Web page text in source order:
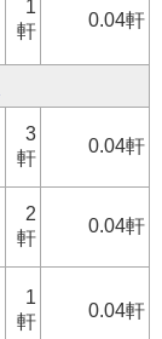
1
軒
0.04軒
3
軒
0.04軒
2
軒
0.04軒
1
軒
0.04軒